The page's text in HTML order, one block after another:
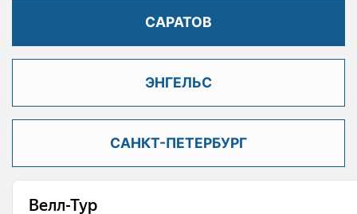
САРАТОВ
ЭНГЕЛЬС
САНКТ-ПЕТЕРБУРГ